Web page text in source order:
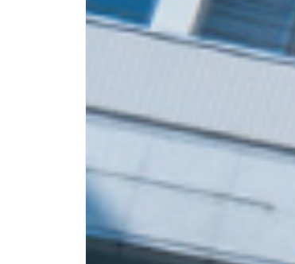
会社概
Company
Overiew
aixを
お問
い合
わせ
Contact